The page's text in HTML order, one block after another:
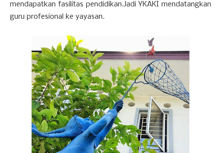
mendapatkan fasilitas pendidikan.Jadi YKAKI mendatangkan
guru profesional ke yayasan.